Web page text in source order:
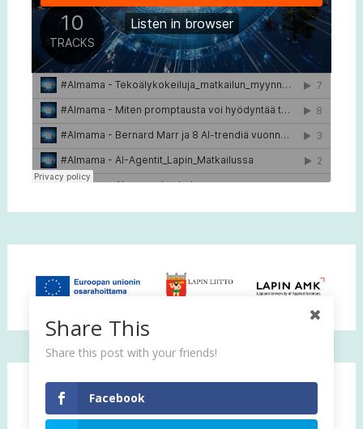
Share This
Share this post with your friends!
Facebook